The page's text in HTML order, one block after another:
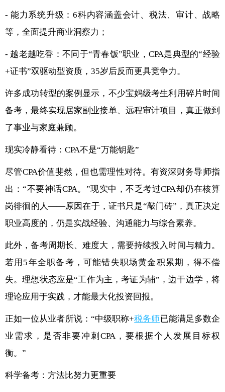
- 能力系统升级：6科内容涵盖会计、税法、审计、战略
等，全面提升商业洞察力；
- 越老越吃香：不同于“青春饭”职业，CPA是典型的“经验
+证书”双驱动型资质，35岁后反而更具竞争力。
许多成功转型的案例显示，不少宝妈级考生利用碎片时间
备考，最终实现居家副业接单、远程审计项目，真正做到
了事业与家庭兼顾。
现实冷静看待：CPA不是“万能钥匙”
尽管CPA价值斐然，但也需理性对待。有资深财务导师指
出：“不要神话CPA。”现实中，不乏考过CPA却仍在核算
岗徘徊的人——原因在于，证书只是“敲门砖”，真正决定
职业高度的，仍是实战经验、沟通能力与综合素养。
此外，备考周期长、难度大，需要持续投入时间与精力。
若用5年全职备考，可能错失职场黄金积累期，得不偿
失。理想状态应是“工作为主，考证为辅”，边干边学，将
理论应用于实践，才能最大化投资回报。
正如一位从业者所说：“中级职称+税务师已能满足多数企
业需求，是否非要冲刺CPA，要根据个人发展目标权
衡。”
科学备考：方法比努力更重要